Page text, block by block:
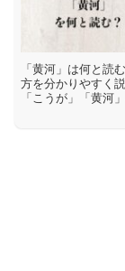
「黄河」は何と読
方を分かりやすく
「こうが」「黄河